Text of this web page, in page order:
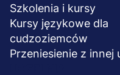
Szkolenia i kursy
Kursy językowe dla
cudzoziemców
Przeniesienie z innej